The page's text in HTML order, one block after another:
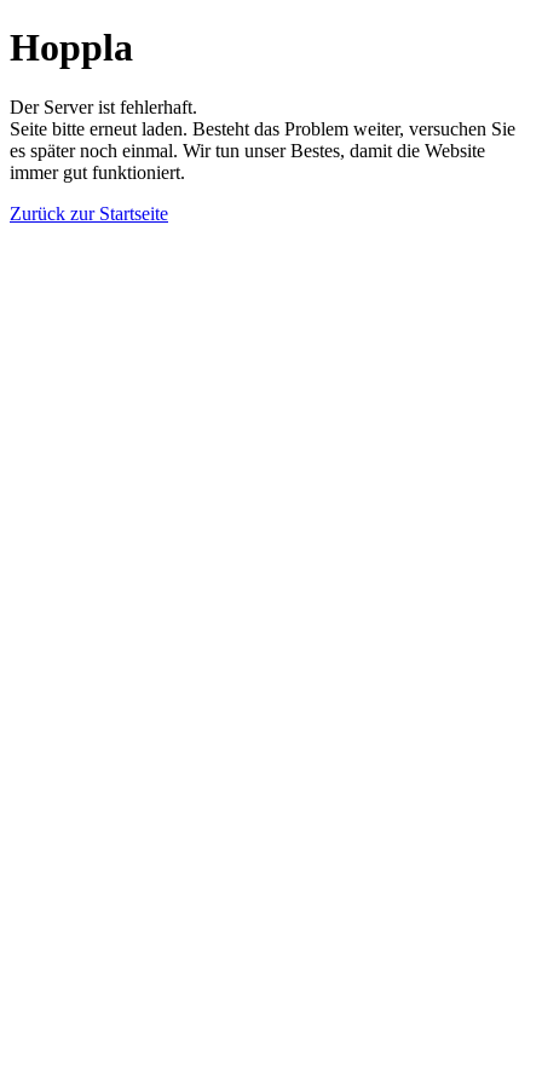
Hoppla
Der Server ist fehlerhaft.
Seite bitte erneut laden. Besteht das Problem weiter, versuchen Sie
es später noch einmal. Wir tun unser Bestes, damit die Website
immer gut funktioniert.
Zurück zur Startseite